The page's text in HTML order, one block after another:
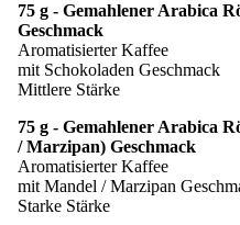
75 g - Gemahlener Arabica
Geschmack
Aromatisierter Kaffee
mit Schokoladen Geschmack
Mittlere Stärke
75 g - Gemahlener Arabica
/ Marzipan) Geschmack
Aromatisierter Kaffee
mit Mandel / Marzipan
Starke Stärke